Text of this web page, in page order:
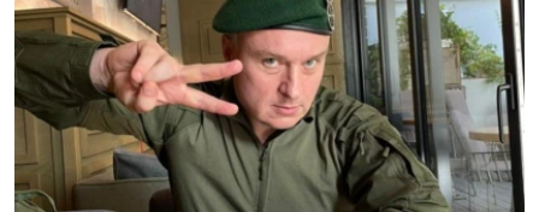
ᲛᲝᲚᲐᲞᲐᲠᲐᲙᲔ ᲢᲔᲥᲡᲢᲔᲑᲘ
ᲨᲘᲜ - ᲣᲪᲮᲝᲔᲗᲨᲘ
ᲚᲘᲢᲔᲠᲐᲢᲣᲠᲣᲚᲘ ᲬᲐᲮᲜᲐᲒᲔᲑᲘ
ᲐᲛᲔᲠᲘᲙᲣᲚᲘ ᲛᲝᲗᲮᲠᲝᲑᲐ
ᲘᲛᲞᲔᲠᲘᲐ ᲓᲐ ᲠᲐᲓᲘᲝ
ᲩᲔᲛᲘ ᲡᲘᲙᲕᲓᲘᲚᲘᲡ ᲛᲘᲖᲔᲖᲘᲐ COVID-19
11 ᲬᲔᲚᲘ - 11 ᲐᲛᲑᲐᲕᲘ
ᲡᲐᲞᲐᲠᲚᲐᲛᲔᲜᲢᲝ ᲐᲠᲩᲔᲕᲜᲔᲑᲘᲡ ᲘᲡᲢᲝᲠᲘᲐ
ᲑᲐᲕᲨᲕᲔᲑᲘ ᲞᲠᲝᲡᲢᲘᲢᲣᲪᲘᲐᲨᲘ - ᲐᲛᲝᲣᲗᲥᲛᲔᲚᲘ ᲐᲛᲑᲐᲕᲘ
5 ᲐᲛᲑᲐᲕᲘ - 20 ᲘᲕᲜᲘᲡᲡ ᲓᲐᲨᲐᲕᲔᲑᲣᲚᲔᲑᲘ
ᲒᲐᲛᲝᲘᲬᲔᲠᲔ
რთე/რთ-ის ყველა საიტი